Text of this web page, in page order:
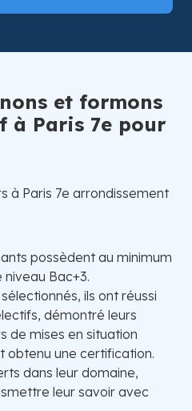
et formons
à Paris 7e pour
possèdent au minimum
Bac+3.
ils ont réussi
démontré leurs
de mises en situation
obtenu une certification.
dans leur domaine,
leur savoir avec